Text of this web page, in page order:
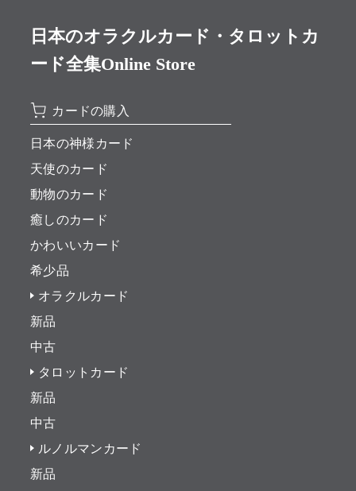
日本のオラクルカード・タロットカ
ード全集Online Store
カードの購入
日本の神様カード
天使のカード
動物のカード
癒しのカード
かわいいカード
希少品
オラクルカード
新品
中古
タロットカード
新品
中古
ルノルマンカード
新品